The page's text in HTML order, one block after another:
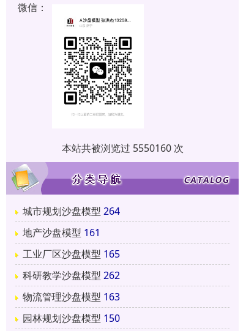
微信：
本站共被浏览过 5550160 次
城市规划沙盘模型 264
地产沙盘模型 161
工业厂区沙盘模型 165
科研教学沙盘模型 262
物流管理沙盘模型 163
园林规划沙盘模型 150